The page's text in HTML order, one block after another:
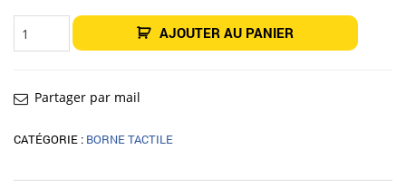
quantité
de AJOUTER AU PANIER
Partager par mail
CATÉGORIE : BORNE TACTILE